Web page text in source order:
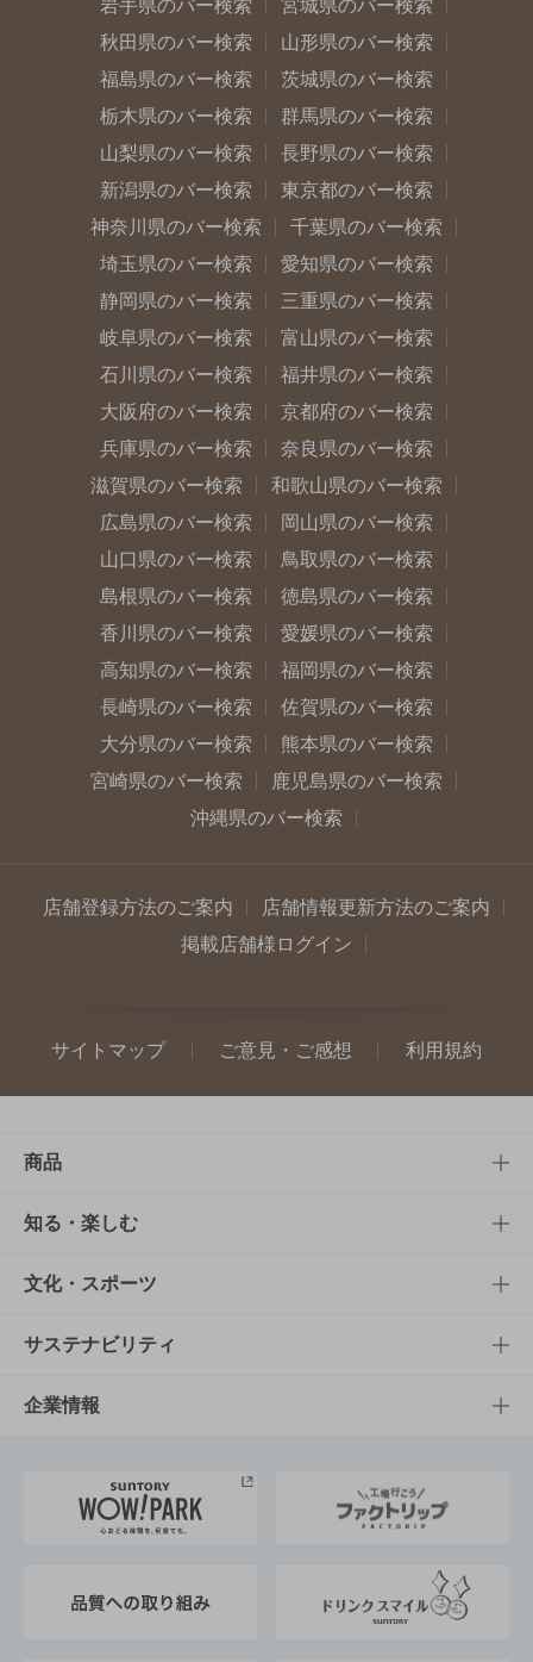
岩手県のバー検索
宮城県のバー検索
秋田県のバー検索
山形県のバー検索
福島県のバー検索
茨城県のバー検索
栃木県のバー検索
群馬県のバー検索
山梨県のバー検索
長野県のバー検索
新潟県のバー検索
東京都のバー検索
神奈川県のバー検索
千葉県のバー検索
埼玉県のバー検索
愛知県のバー検索
静岡県のバー検索
三重県のバー検索
岐阜県のバー検索
富山県のバー検索
石川県のバー検索
福井県のバー検索
大阪府のバー検索
京都府のバー検索
兵庫県のバー検索
奈良県のバー検索
滋賀県のバー検索
和歌山県のバー検索
広島県のバー検索
岡山県のバー検索
山口県のバー検索
鳥取県のバー検索
島根県のバー検索
徳島県のバー検索
香川県のバー検索
愛媛県のバー検索
高知県のバー検索
福岡県のバー検索
長崎県のバー検索
佐賀県のバー検索
大分県のバー検索
熊本県のバー検索
宮崎県のバー検索
鹿児島県のバー検索
沖縄県のバー検索
店舗登録方法のご案内
店舗情報更新方法のご案内
掲載店舗様ログイン
サイトマップ ご意見・ご感想 利用規約
商品
商品TOP
商品一覧
商品発売情報
栄養成分一覧
知る・楽しむ
知る・楽しむTOP
キャンペーン
工場見学
地域情報
文化・スポーツ
文化・スポーツTOP
サントリーホール
サントリーサンバーズ大阪
サステナビリティ
サステナビリティTOP
サントリーが考えるサステナビリティ経営
企業情報
企業概要